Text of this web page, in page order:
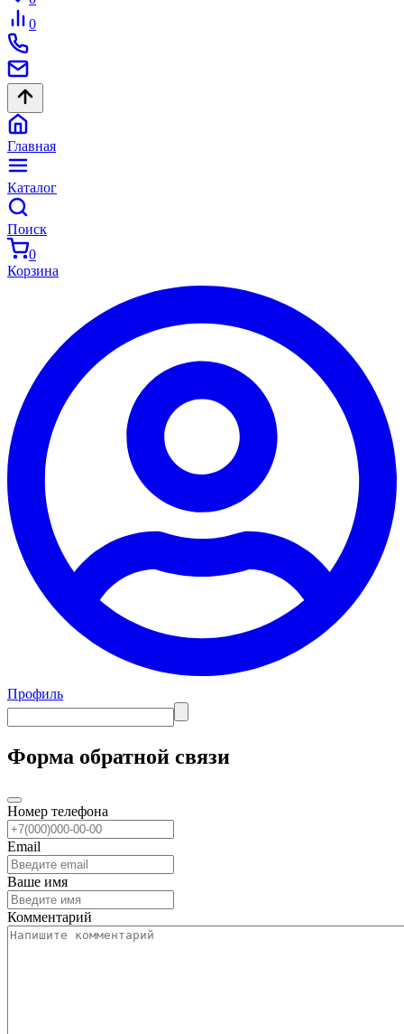
0
Главная
Каталог
Поиск
0
Корзина
Профиль
Форма обратной связи
Номер телефона
Email
Ваше имя
Комментарий